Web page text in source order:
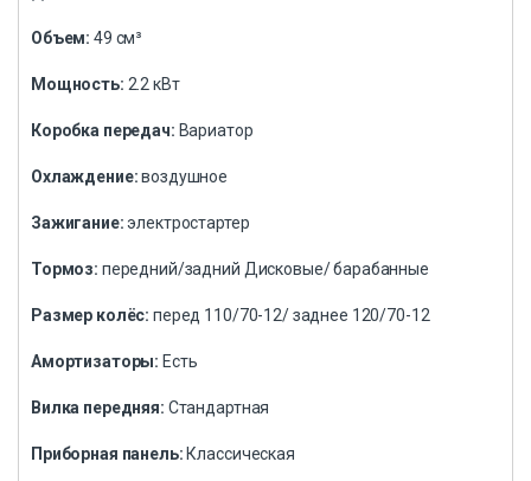
Объем:49 см³
Мощность: 2.2 кВт
Коробка передач: Вариатор
Охлаждение:воздушное
Зажигание:электростартер
Тормоз: передний/задний Дисковые/ барабанные
Размер колёс: перед 110/70-12/ заднее 120/70-12
Амортизаторы: Есть
Вилка передняя: Стандартная
Приборная панель: Классическая